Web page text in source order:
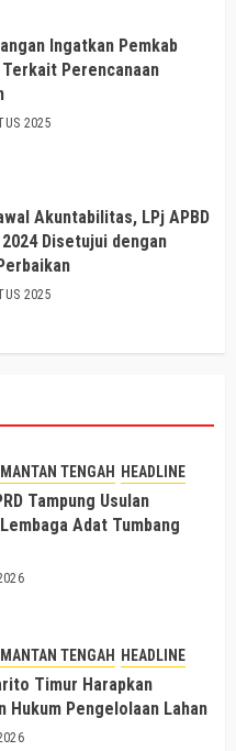
Ingatkan Pemkab
Terkait Perencanaan
2025
Akuntabilitas, LPj APBD
Disetujui dengan
2025
TENGAH HEADLINE
Tampung Usulan
Adat Tumbang
TENGAH HEADLINE
Timur Harapkan
Hukum Pengelolaan Lahan